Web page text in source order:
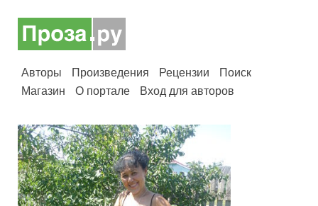
Авторы Произведения Рецензии
Поиск
Магазин
О портале Вход для авторов